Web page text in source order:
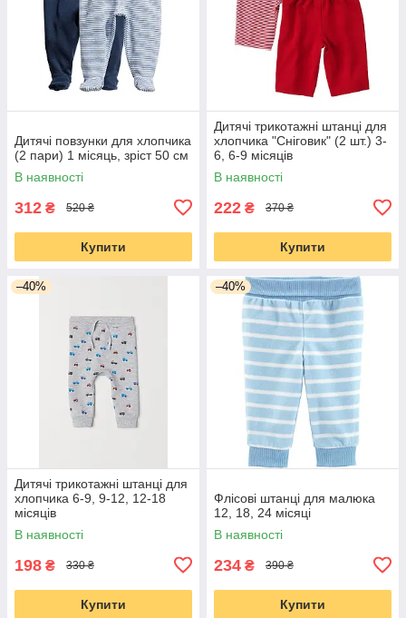
Дитячі повзунки для хлопчика
(2 пари) 1 місяць, зріст 50 см
В наявності
312 ₴ 520 ₴
Купити
Дитячі трикотажні штанці для
хлопчика "Сніговик" (2 шт.) 3-
6, 6-9 місяців
В наявності
222 ₴ 370 ₴
Купити
–40%
Дитячі трикотажні штанці для
хлопчика 6-9, 9-12, 12-18
місяців
В наявності
198 ₴ 330 ₴
Купити
–40%
Флісові штанці для малюка
12, 18, 24 місяці
В наявності
234 ₴ 390 ₴
Купити